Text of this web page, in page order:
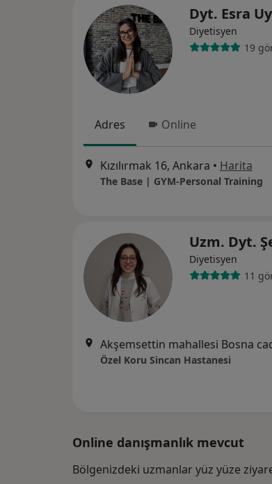
Dyt. Esra
Diyetisyen
19
Adres Online
Kızılırmak 16, Ankara • Harita
The Base | GYM-Personal Training
Uzm. Dyt.
Diyetisyen
11
Özel Koru Sincan Hastanesi
Online danışmanlık mevcut
Bölgenizdeki uzmanlar yüz yüze